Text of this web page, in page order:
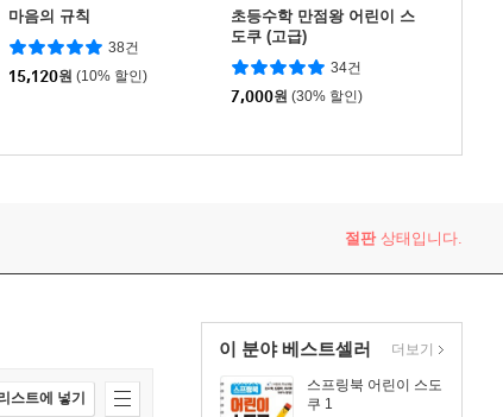
마음의 규칙
38건
15,120원 (10% 할인)
초등수학 만점왕 어린이 스
도쿠 (고급)
34건
7,000원 (30% 할인)
절판상태입니다.
이 분야 베스트셀러
스프링북 어린이 스도
쿠 1
더보기
스트에 넣기